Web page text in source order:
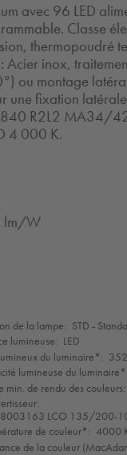
avec 96 LED
Classe
thermopoudré
Acier inox,
ou montage
fixation latérale
R2L2 MA34/
4 000 K.
lm/W
de la lampe: STD -
lumineuse: LED
du luminaire*:
lumineuse du
min. de rendu des couleurs:
LCO 135/200-
de couleur*: 4000
de la couleur